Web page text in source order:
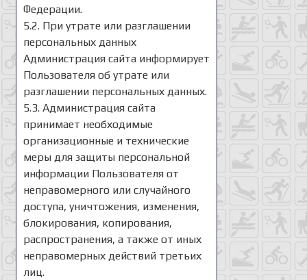
Федерации.
5.2. При утрате или разглашении
персональных данных
Администрация сайта информирует
Пользователя об утрате или
разглашении персональных данных.
5.3. Администрация сайта
принимает необходимые
организационные и технические
меры для защиты персональной
информации Пользователя от
неправомерного или случайного
доступа, уничтожения, изменения,
блокирования, копирования,
распространения, а также от иных
неправомерных действий третьих
лиц.